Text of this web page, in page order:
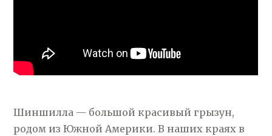
Шиншилла — большой красивый грызун,
родом из Южной Америки. В наших краях в